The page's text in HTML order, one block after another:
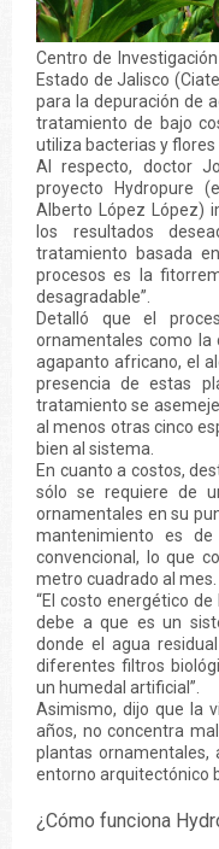
Centro de
Estado de Jalisco
para la depuración de
tratamiento de bajo
utiliza bacterias y
Al respecto, doctor
proyecto Hydropure
Alberto López López)
los resultados
tratamiento basada
procesos es la
desagradable”.
Detalló que el
ornamentales como la
agapanto africano, el
presencia de estas
tratamiento se
al menos otras cinco
bien al sistema.
En cuanto a costos,
sólo se requiere de
ornamentales en su
mantenimiento es
convencional, lo que
metro cuadrado al mes.
“El costo energético
debe a que es un
donde el agua
diferentes filtros
un humedal artificial”.
Asimismo, dijo que la
años, no concentra
plantas ornamentales,
entorno arquitectónico
¿Cómo funciona